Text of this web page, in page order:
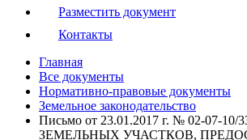
Разместить документ
Контакты
Главная
Все документы
Нормативно-правовые документы
Земельное законодательство
Письмо от 23.01.2017 г. № 02-07-
ЗЕМЕЛЬНЫХ УЧАСТКОВ,